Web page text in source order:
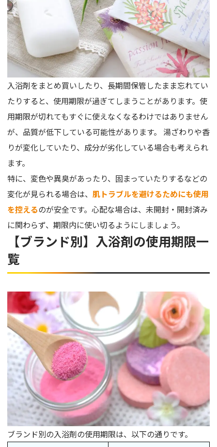
入浴剤をまとめ買いしたり、長期間保管したまま忘れてい
たりすると、使用期限が過ぎてしまうことがあります。使
用期限が切れてもすぐに使えなくなるわけではありません
が、品質が低下している可能性があります。 湯ざわりや香
りが変化していたり、成分が劣化している場合も考えられ
ます。
特に、変色や異臭があったり、固まっていたりするなどの
変化が見られる場合は、 肌トラブルを避けるためにも使用
を控えるのが安全です。心配な場合は、未開封・開封済み
に関わらず、期限内に使い切るようにしましょう。
【ブランド別】入浴剤の使用期限一
覧
ブランド別の入浴剤の使用期限は、以下の通りです。